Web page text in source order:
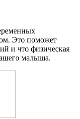
Это поможет
и что физическая
малыша.